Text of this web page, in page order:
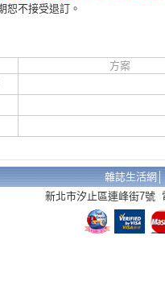
恕不接受退訂。
方案
雜誌生活網
新北市汐止區連峰街7號